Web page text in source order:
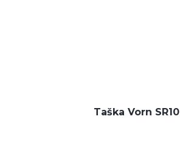
Taška Vorn SR10